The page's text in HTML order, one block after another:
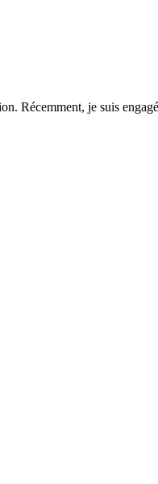
Récemment, je suis